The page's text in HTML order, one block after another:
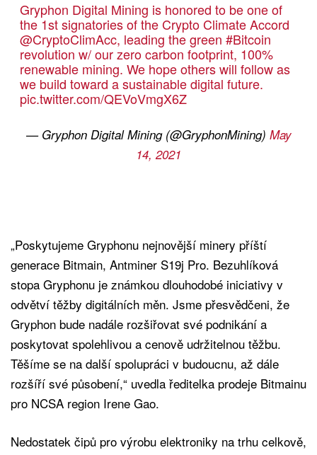
Gryphon Digital Mining is honored to be one of
the 1st signatories of the Crypto Climate Accord
@CryptoClimAcc, leading the green #Bitcoin
revolution w/ our zero carbon footprint, 100%
renewable mining. We hope others will follow as
we build toward a sustainable digital future.
pic.twitter.com/QEVoVmgX6Z
— Gryphon Digital Mining (@GryphonMining) May
14, 2021
„Poskytujeme Gryphonu nejnovější minery příští
generace Bitmain, Antminer S19j Pro. Bezuhlíková
stopa Gryphonu je známkou dlouhodobé iniciativy v
odvětví těžby digitálních měn. Jsme přesvědčeni, že
Gryphon bude nadále rozšiřovat své podnikání a
poskytovat spolehlivou a cenově udržitelnou těžbu.
Těšíme se na další spolupráci v budoucnu, až dále
rozšíří své působení,“ uvedla ředitelka prodeje Bitmainu
pro NCSA region Irene Gao.
Nedostatek čipů pro výrobu elektroniky na trhu celkově,